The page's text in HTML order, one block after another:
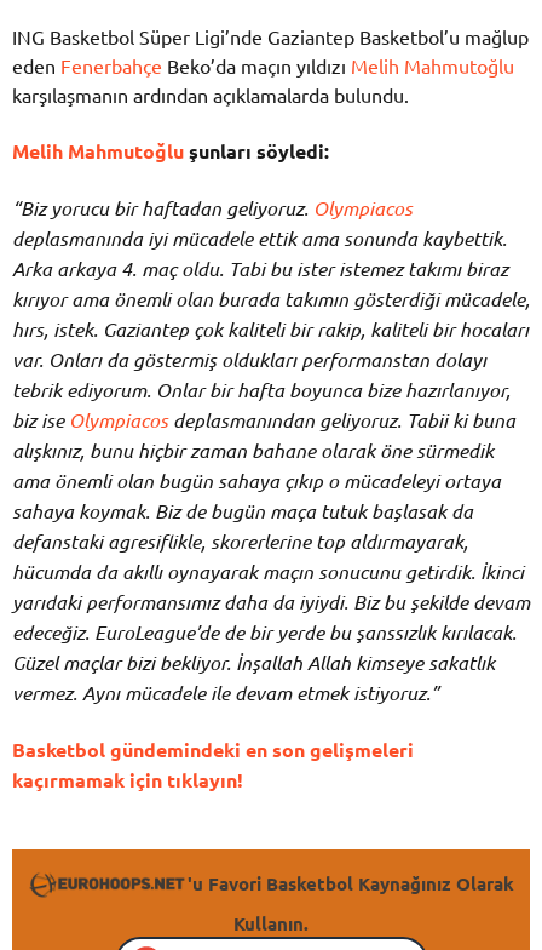
ING Basketbol Süper Ligi’nde Gaziantep Basketbol’u mağlup
eden Fenerbahçe Beko’da maçın yıldızı Melih Mahmutoğlu
karşılaşmanın ardından açıklamalarda bulundu.
Melih Mahmutoğluşunları söyledi:
“Biz yorucu bir haftadan geliyoruz. Olympiacos
deplasmanında iyi mücadele ettik ama sonunda kaybettik.
Arka arkaya 4. maç oldu. Tabi bu ister istemez takımı biraz
kırıyor ama önemli olan burada takımın gösterdiği mücadele,
hırs, istek. Gaziantep çok kaliteli bir rakip, kaliteli bir hocaları
var. Onları da göstermiş oldukları performanstan dolayı
tebrik ediyorum. Onlar bir hafta boyunca bize hazırlanıyor,
biz ise Olympiacosdeplasmanından geliyoruz. Tabii ki buna
alışkınız, bunu hiçbir zaman bahane olarak öne sürmedik
ama önemli olan bugün sahaya çıkıp o mücadeleyi ortaya
sahaya koymak. Biz de bugün maça tutuk başlasak da
defanstaki agresiflikle, skorerlerine top aldırmayarak,
hücumda da akıllı oynayarak maçın sonucunu getirdik. İkinci
yarıdaki performansımız daha da iyiydi. Biz bu şekilde devam
edeceğiz. EuroLeague’de de bir yerde bu şanssızlık kırılacak.
Güzel maçlar bizi bekliyor. İnşallah Allah kimseye sakatlık
vermez. Aynı mücadele ile devam etmek istiyoruz.”
Basketbol gündemindeki en son gelişmeleri
kaçırmamak için tıklayın!
'u Favori Basketbol Kaynağınız Olarak
Kullanın.